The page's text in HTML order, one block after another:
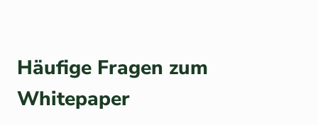
Häufige Fragen zum
Whitepaper